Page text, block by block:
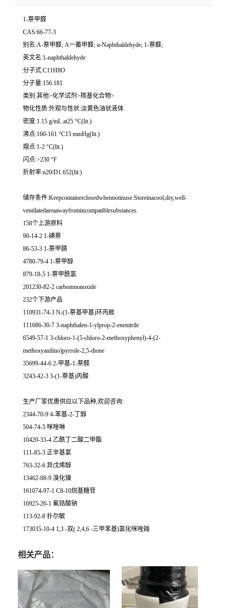
1-萘甲醛
CAS:66-77-3
别名:Α-萘甲醛; A一蓁甲醛; α-Naphthaldehyde; 1-萘醛;
英文名:1-naphthaldehyde
分子式:C11H8O
分子量:156.181
类别:其他>化学试剂>羰基化合物>
物化性质:外观与性状:淡黄色油状液体
密度:1.15 g/mL at25 °C(lit.)
沸点:160-161 °C15 mmHg(lit.)
熔点:1-2 °C(lit.)
闪点:>230 °F
折射率:n20/D1.652(lit.)
储存条件:Keepcontainerclosedwhennotinuse.Storeinacool,dry,well-
ventilatedareaawayfromincompatiblesubstances.
158个上游原料
90-14-2 1-碘萘
86-53-3 1-萘甲腈
4780-79-4 1-萘甲醇
879-18-5 1-萘甲酰氯
201230-82-2 carbonmonoxide
232个下游产品
110931-74-3 N-(1-萘基甲基)环丙胺
111686-30-7 3-naphthalen-1-ylprop-2-enenitrile
6549-57-1 3-chloro-1-(5-chloro-2-methoxyphenyl)-4-(2-
methoxyanilino)pyrrole-2,5-dione
35699-44-6 2-甲基-1-萘醛
3243-42-3 3-(1-萘基)丙酸
生产厂家优惠供应以下品种,欢迎咨询:
2344-70-9 4-苯基-2-丁醇
504-74-5 咪唑啉
10420-33-4 乙酰丁二酸二甲酯
111-85-3 正辛基氯
763-32-6 异戊烯醇
13462-88-9 溴化镍
161074-97-1 C8-10烷基糖苷
16925-26-1 氟锆酸钠
113-92-8 扑尔敏
173035-10-4 1,3 -双( 2,4,6 -三甲苯基)氯化咪唑鎓
相关产品：